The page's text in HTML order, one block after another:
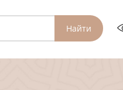
Найти